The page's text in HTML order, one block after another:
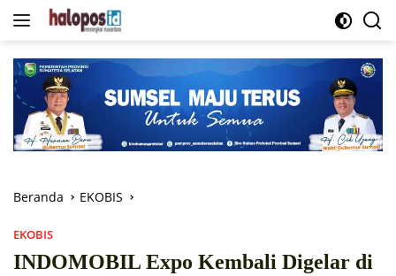
Langsung
Beranda EKOBIS
EKOBIS
INDOMOBIL Expo Kembali Digelar di